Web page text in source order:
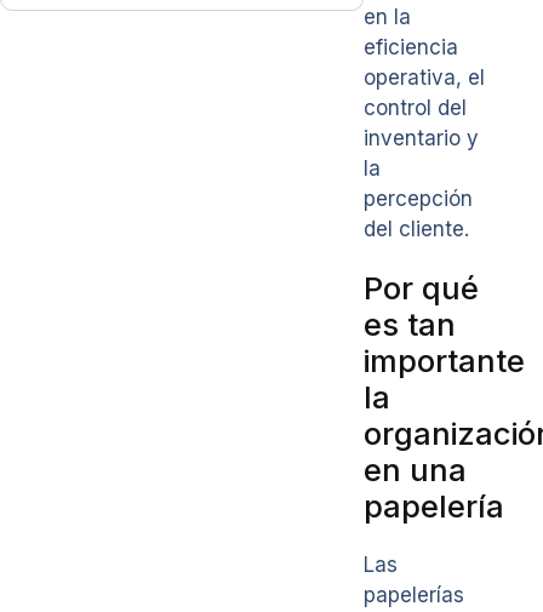
en la
eficiencia
operativa, el
control del
inventario y
la
percepción
del cliente.
Por qué
es tan
importante
la
en una
papelería
Las
papelerías